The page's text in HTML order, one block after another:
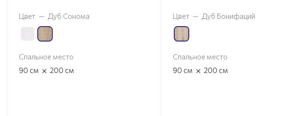
Цвет — Дуб Сонома
Спальное место
90 см × 200 см
Цвет — Дуб Бонифаций
Спальное место
90 см × 200 см